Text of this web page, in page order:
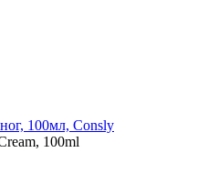
100мл, Consly
100ml